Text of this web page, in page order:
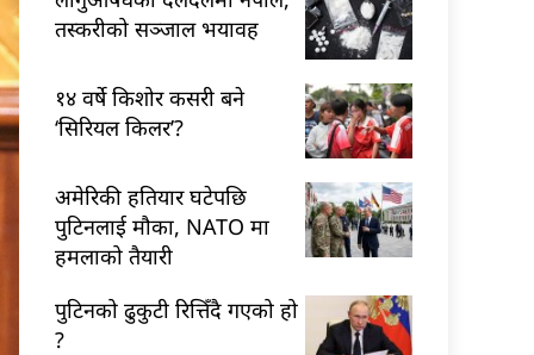
तस्करीको सञ्जाल भयावह
१४ वर्षे किशोर कसरी बने
‘सिरियल किलर’?
अमेरिकी हतियार घटेपछि
पुटिनलाई मौका, NATO मा
हमलाको तैयारी
पुटिनको ढुकुटी रित्तिँदै गएको हो
?